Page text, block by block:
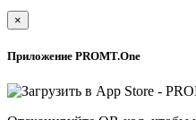
×
Приложение PROMT.One